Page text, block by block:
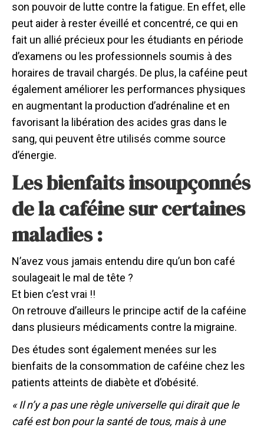
son pouvoir de lutte contre la fatigue. En effet, elle
peut aider à rester éveillé et concentré, ce qui en
fait un allié précieux pour les étudiants en période
d’examens ou les professionnels soumis à des
horaires de travail chargés. De plus, la caféine peut
également améliorer les performances physiques
en augmentant la production d’adrénaline et en
favorisant la libération des acides gras dans le
sang, qui peuvent être utilisés comme source
d’énergie.
Les bienfaits insoupçonnés
de la caféine sur certaines
maladies :
N’avez vous jamais entendu dire qu’un bon café
soulageait le mal de tête ?
Et bien c’est vrai !!
On retrouve d’ailleurs le principe actif de la caféine
dans plusieurs médicaments contre la migraine.
Des études sont également menées sur les
bienfaits de la consommation de caféine chez les
patients atteints de diabète et d’obésité.
« Il n’y a pas une règle universelle qui dirait que le
café est bon pour la santé de tous, mais à une